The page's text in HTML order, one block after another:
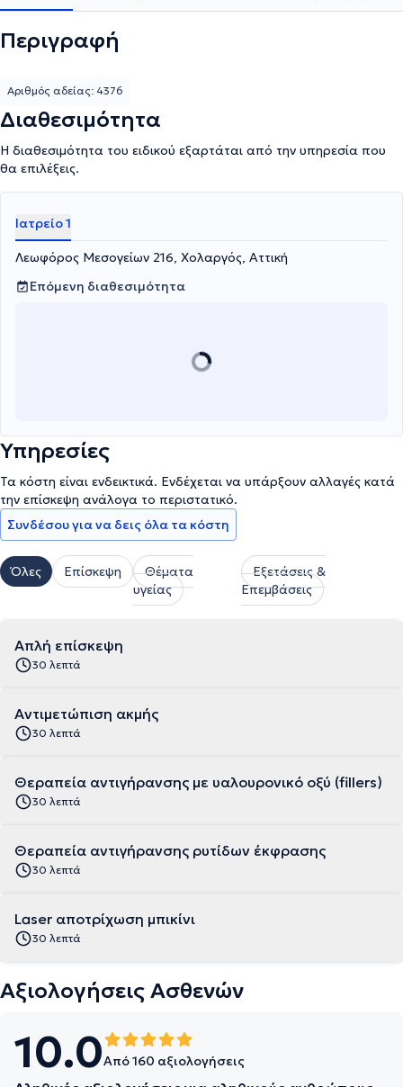
Περιγραφή
Αριθμός αδείας: 4376
Διαθεσιμότητα
Η διαθεσιμότητα του ειδικού εξαρτάται από την υπηρεσία που
θα επιλέξεις.
Ιατρείο 1
Λεωφόρος Μεσογείων 216, Χολαργός, Αττική
Επόμενη διαθεσιμότητα
Υπηρεσίες
Τα κόστη είναι ενδεικτικά. Ενδέχεται να υπάρξουν αλλαγές κατά
την επίσκεψη ανάλογα το περιστατικό.
Συνδέσου για να δεις όλα τα κόστη
Όλες Επίσκεψη
Θέματα
υγείας
Εξετάσεις &
Επεμβάσεις
Απλή επίσκεψη
30 λεπτά
Αντιμετώπιση ακμής
30 λεπτά
Θεραπεία αντιγήρανσης με υαλουρονικό οξύ (fillers)
30 λεπτά
Θεραπεία αντιγήρανσης ρυτίδων έκφρασης
30 λεπτά
Laser αποτρίχωση μπικίνι
30 λεπτά
Αξιολογήσεις Ασθενών
10.0Από 160 αξιολογήσεις